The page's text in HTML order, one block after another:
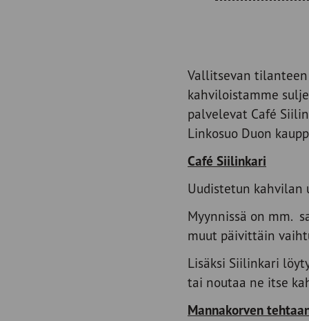
Vallitsevan
kahviloistamme
palvelevat Café
Linkosuo Duon
Café Siilinkari
Uudistetun kahvilan
Myynnissä on mm.
muut päivittäin
Lisäksi Siilinkari
tai noutaa ne itse
Mannakorven